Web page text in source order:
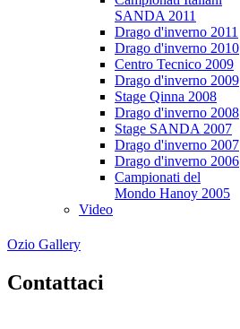
SANDA 2011
Drago d'inverno 2011
Drago d'inverno 2010
Centro Tecnico 2009
Drago d'inverno 2009
Stage Qinna 2008
Drago d'inverno 2008
Stage SANDA 2007
Drago d'inverno 2007
Drago d'inverno 2006
Campionati del
Mondo Hanoy 2005
Video
Ozio Gallery
Contattaci